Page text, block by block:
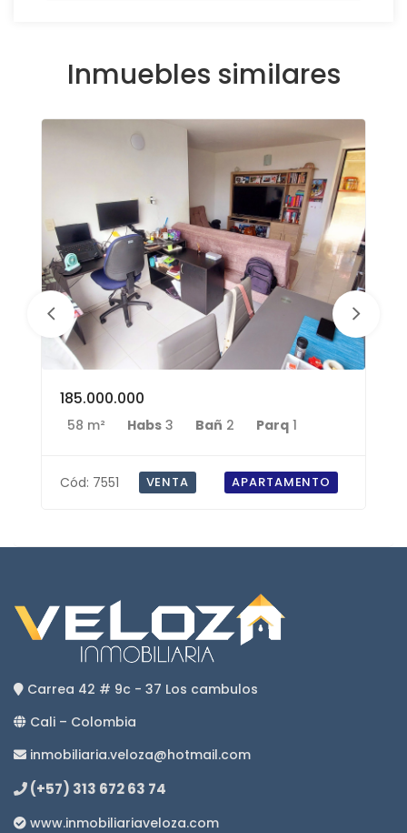
Inmuebles similares
185.000.000
58 m² Habs 3 Bañ 2 Parq 1
Cód: 7551 VENTA APARTAMENTO
Carrea 42 # 9c - 37 Los cambulos
Cali – Colombia
inmobiliaria.veloza@hotmail.com
(+57) 313 672 63 74
www.inmobiliariaveloza.com